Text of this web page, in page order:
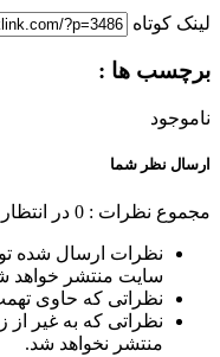
لینک کوتاه
برچسب ها :
ناموجود
ارسال نظر شما
مجموع نظرات : 0 در
نظرات ارسال شده
سایت منتشر خواهد
نظراتی که حاوی
نظراتی که به غیر از
منتشر نخواهد شد.